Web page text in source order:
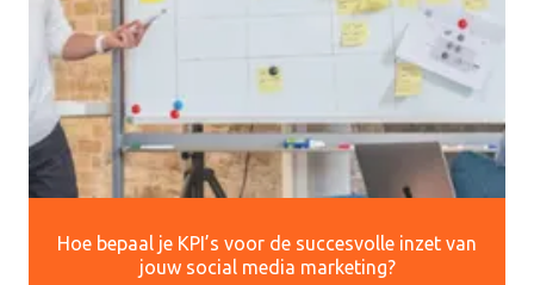
Hoe bepaal je KPI’s voor de succesvolle inzet van
jouw social media marketing?